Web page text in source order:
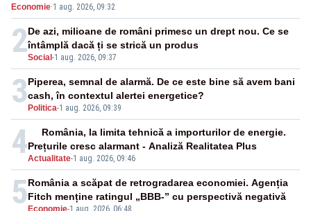
cunoscută de pe vremea lui Ceaușescu
Economie·1 aug. 2026, 09:32
2Social -1 aug. 2026, 09:37
De azi, milioane de români primesc un drept nou. Ce se
întâmplă dacă ți se strică un produs
3 Politica-1 aug. 2026, 09:39
Piperea, semnal de alarmă. De ce este bine să avem bani
cash, în contextul alertei energetice?
4Actualitate-1 aug. 2026, 09:46
România, la limita tehnică a importurilor de energie.
Prețurile cresc alarmant - Analiză Realitatea Plus
5 Economie-1 aug. 2026, 06:48
România a scăpat de retrogradarea economiei. Agenția
Fitch menține ratingul „BBB-” cu perspectivă negativă